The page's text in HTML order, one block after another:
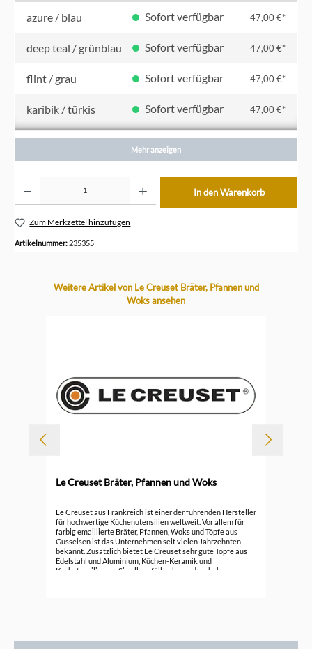
azure / blau Sofort verfügbar 47,00 €*
deep teal / grünblau Sofort verfügbar 47,00 €*
flint / grau Sofort verfügbar 47,00 €*
karibik / türkis Sofort verfügbar 47,00 €*
kirschrot Sofort verfügbar 47,00 €*
ofenrot / orange Sofort verfügbar
Mehr anzeigen
In den Warenkorb
Zum Merkzettel hinzufügen
Artikelnummer: 235355
Produktgalerie überspringen
Weitere Artikel von Le Creuset Bräter, Pfannen und
Woks ansehen
Le Creuset Bräter, Pfannen und Woks
Le Creuset aus Frankreich ist einer der führenden Hersteller
für hochwertige Küchenutensilien weltweit. Vor allem für
farbig emaillierte Bräter, Pfannen, Woks und Töpfe aus
Gusseisen ist das Unternehmen seit vielen Jahrzehnten
bekannt. Zusätzlich bietet Le Creuset sehr gute Töpfe aus
Edelstahl und Aluminium, Küchen-Keramik und
Kochutensilien an. Sie alle erfüllen besonders hohe